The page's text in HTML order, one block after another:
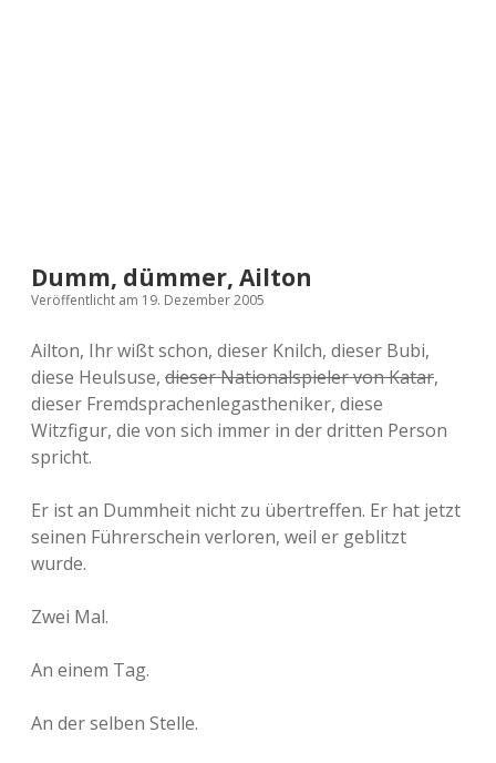
Dumm, dümmer, Ailton
Veröffentlicht am 19. Dezember 2005
Ailton, Ihr wißt schon, dieser Knilch, dieser Bubi,
diese Heulsuse, dieser Nationalspieler von Katar,
dieser Fremdsprachenlegastheniker, diese
Witzfigur, die von sich immer in der dritten Person
spricht.
Er ist an Dummheit nicht zu übertreffen. Er hat jetzt
seinen Führerschein verloren, weil er geblitzt
wurde.
Zwei Mal.
An einem Tag.
An der selben Stelle.